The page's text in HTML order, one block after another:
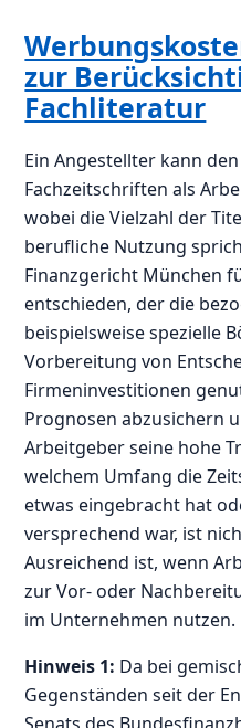
zur
Fachliteratur
Ein Angestellter kann
Fachzeitschriften als
wobei die Vielzahl der
berufliche Nutzung
Finanzgericht München
entschieden, der die
beispielsweise spezielle
Vorbereitung von
Firmeninvestitionen
Prognosen abzusichern
Arbeitgeber seine hohe
welchem Umfang die
etwas eingebracht hat
versprechend war, ist
Ausreichend ist, wenn
zur Vor- oder
im Unternehmen nutzen.
Hinweis 1: Da bei
Gegenständen seit der